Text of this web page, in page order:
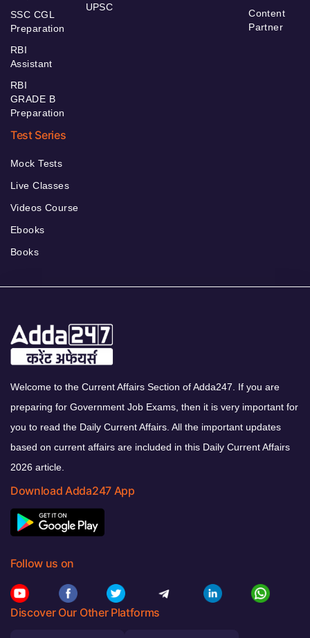
SSC CGL
Preparation
RBI
Assistant
RBI
GRADE B
Preparation
UPSC
Content
Partner
Test Series
Mock Tests
Live Classes
Videos Course
Ebooks
Books
Welcome to the Current Affairs Section of Adda247. If you are
preparing for Government Job Exams, then it is very important for
you to read the Daily Current Affairs. All the important updates
based on current affairs are included in this Daily Current Affairs
2026 article.
Download Adda247 App
Follow us on
Discover Our Other Platforms